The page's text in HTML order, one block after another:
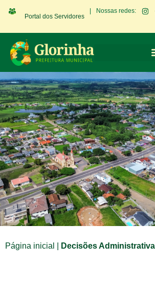
Portal dos Servidores
Nossas redes:
Página inicial Decisões